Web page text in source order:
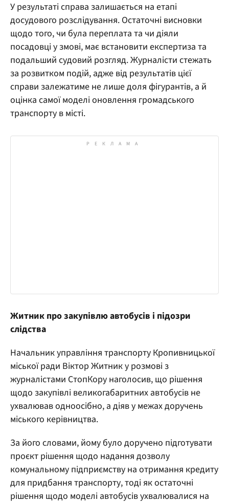
У результаті справа залишається на етапі
досудового розслідування. Остаточні висновки
щодо того, чи була переплата та чи діяли
посадовці у змові, має встановити експертиза та
подальший судовий розгляд. Журналісти стежать
за розвитком подій, адже від результатів цієї
справи залежатиме не лише доля фігурантів, а й
оцінка самої моделі оновлення громадського
транспорту в місті.
Житник про закупівлю автобусів і підозри
слідства
Начальник управління транспорту Кропивницької
міської ради Віктор Житник у розмові з
журналістами СтопКору наголосив, що рішення
щодо закупівлі великогабаритних автобусів не
ухвалював одноосібно, а діяв у межах доручень
міського керівництва.
За його словами, йому було доручено підготувати
проєкт рішення щодо надання дозволу
комунальному підприємству на отримання кредиту
для придбання транспорту, тоді як остаточні
рішення щодо моделі автобусів ухвалювалися на